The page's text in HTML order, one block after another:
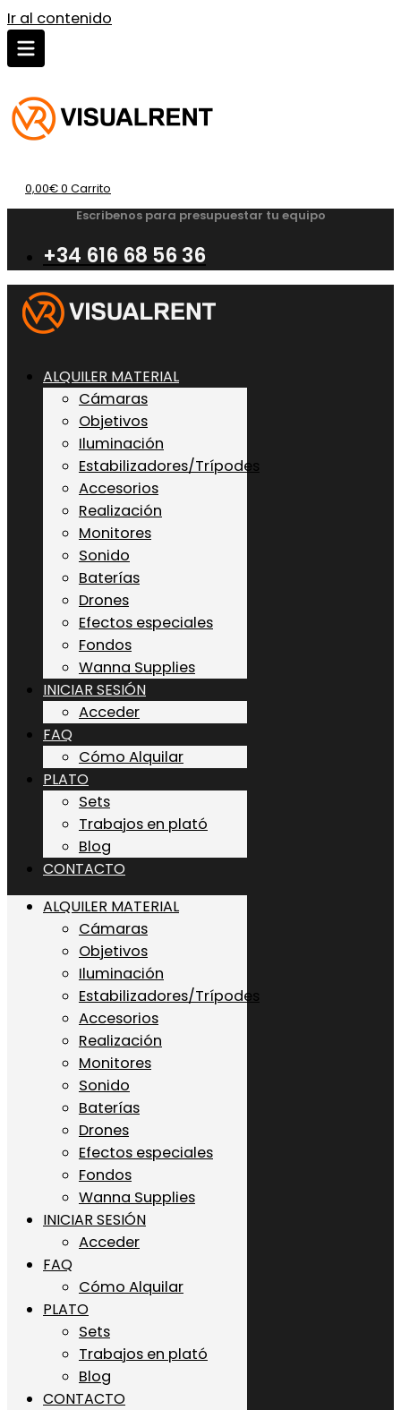
Ir al contenido
0,00€0 Carrito
Escribenos para presupuestar tu equipo
+34 616 68 56 36
ALQUILER MATERIAL
Cámaras
Objetivos
Iluminación
Estabilizadores/Trípodes
Accesorios
Realización
Monitores
Sonido
Baterías
Drones
Efectos especiales
Fondos
Wanna Supplies
INICIAR SESIÓN
Acceder
FAQ
Cómo Alquilar
PLATO
Sets
Trabajos en plató
Blog
CONTACTO
ALQUILER MATERIAL
Cámaras
Objetivos
Iluminación
Estabilizadores/Trípodes
Accesorios
Realización
Monitores
Sonido
Baterías
Drones
Efectos especiales
Fondos
Wanna Supplies
INICIAR SESIÓN
Acceder
FAQ
Cómo Alquilar
PLATO
Sets
Trabajos en plató
Blog
CONTACTO